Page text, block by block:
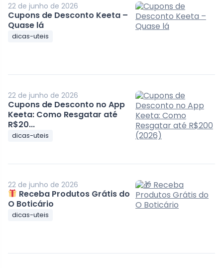
22 de junho de 2026
Cupons de Desconto Keeta –
Quase lá
dicas-uteis
22 de junho de 2026
Cupons de Desconto no App
Keeta: Como Resgatar até
R$20...
dicas-uteis
22 de junho de 2026
Receba Produtos Grátis do
O Boticário
dicas-uteis